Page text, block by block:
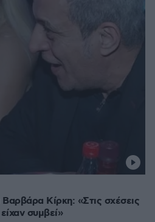
Κίρκη: «Στις σχέσεις
συμβεί»